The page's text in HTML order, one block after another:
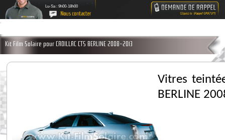
Lu-Sa : 9h00-18h00
Kit Film Solaire pour CADILLAC CTS BERLINE 2008-2013
Vitres
BERLINE